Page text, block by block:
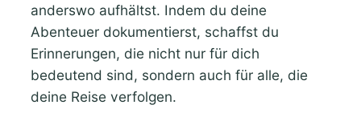
anderswo aufhältst. Indem du deine
Abenteuer dokumentierst, schaffst du
Erinnerungen, die nicht nur für dich
bedeutend sind, sondern auch für alle, die
deine Reise verfolgen.